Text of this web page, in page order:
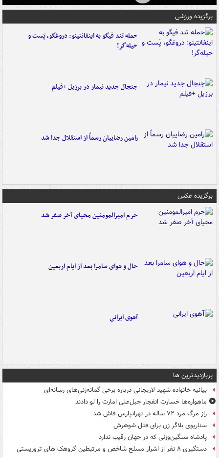
برگزیده ورزشی
حمله تند فیگو به اینفانتینو: دروغگو، پَست‌ و
حیله‌گر!
جنجال جدید نیمار در برزیل +فیلم
رامین رضاییان رسماً از استقلال جدا شد
برگزیده عکس
حرم امیرالمومنین محیای آخر صفر شد
حال و هوای سامرا بعد از ایام اربعین
آهوی ایرانی
پربازدیدترین ها
بیانیه خانواده شهید لاریجانی درباره برخی گمانه‌زنی‌های رسانه‌ای
ماهواره‌ها خسارت انفجار جبل‌علی امارت را لو دادند
راز مرگ مرد ۷۲ ساله در تهرانپارس فاش شد
سناریوی بلاگر زن برای قتل شوهرش
پادشاه سنگین‌وزنی که در جهان رقیب ندارد
دستگیری ۸ نفر از اشرار مسلح شاخص و مرتبطین گروهک های تروریستی